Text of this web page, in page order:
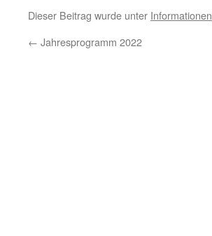
Dieser Beitrag wurde unter Informationen
← Jahresprogramm 2022